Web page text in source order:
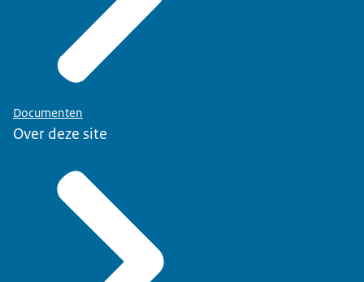
Documenten
Over deze site